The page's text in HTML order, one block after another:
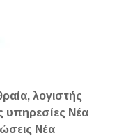
λογιστής
υπηρεσίες Νέα
Νέα